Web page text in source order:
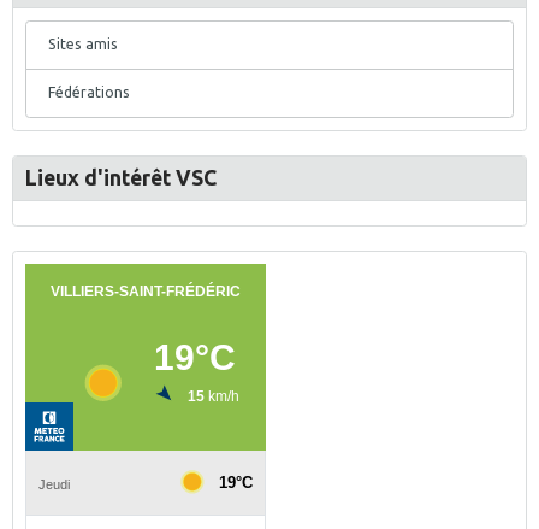
Sites amis
Fédérations
Lieux d'intérêt VSC